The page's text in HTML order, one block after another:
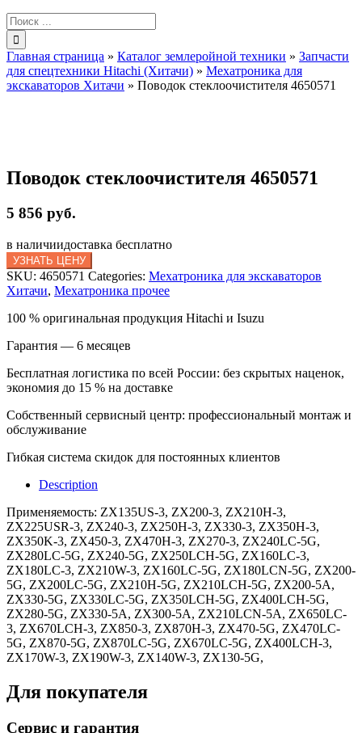
Результат
поиска:
Главная страница » Каталог землеройной техники » Запчасти
для спецтехники Hitachi (Хитачи) » Мехатроника для
экскаваторов Хитачи » Поводок стеклоочистителя 4650571
Поводок стеклоочистителя 4650571
5 856 руб.
в наличиидоставка бесплатно
УЗНАТЬ ЦЕНУ
SKU: 4650571 Categories: Мехатроника для экскаваторов
Хитачи, Мехатроника прочее
100 % оригинальная продукция Hitachi и Isuzu
Гарантия — 6 месяцев
Бесплатная логистика по всей России: без скрытых наценок,
экономия до 15 % на доставке
Собственный сервисный центр: профессиональный монтаж и
обслуживание
Гибкая система скидок для постоянных клиентов
Description
Применяемость: ZX135US-3, ZX200-3, ZX210H-3,
ZX225USR-3, ZX240-3, ZX250H-3, ZX330-3, ZX350H-3,
ZX350K-3, ZX450-3, ZX470H-3, ZX270-3, ZX240LC-5G,
ZX280LC-5G, ZX240-5G, ZX250LCH-5G, ZX160LC-3,
ZX180LC-3, ZX210W-3, ZX160LC-5G, ZX180LCN-5G, ZX200-
5G, ZX200LC-5G, ZX210H-5G, ZX210LCH-5G, ZX200-5A,
ZX330-5G, ZX330LC-5G, ZX350LCH-5G, ZX400LCH-5G,
ZX280-5G, ZX330-5A, ZX300-5A, ZX210LCN-5A, ZX650LC-
3, ZX670LCH-3, ZX850-3, ZX870H-3, ZX470-5G, ZX470LC-
5G, ZX870-5G, ZX870LC-5G, ZX670LC-5G, ZX400LCH-3,
ZX170W-3, ZX190W-3, ZX140W-3, ZX130-5G,
Для покупателя
Сервис и гарантия